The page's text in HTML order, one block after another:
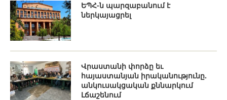
ԵՊՀ-ն պարզաբանում է
ներկայացրել
Վրաստանի փորձը եւ
հայաստանյան իրականությունը.
անկուսակցական քննարկում
Լճաշենում